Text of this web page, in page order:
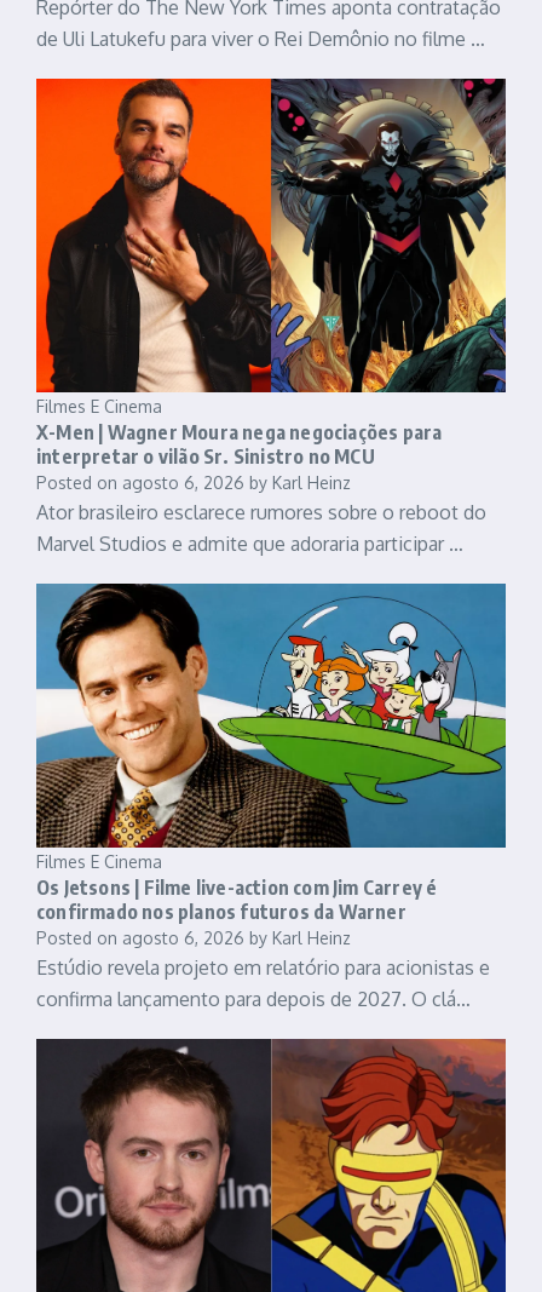
Repórter do The New York Times aponta contratação
de Uli Latukefu para viver o Rei Demônio no filme …
Filmes E Cinema
X-Men | Wagner Moura nega negociações para
interpretar o vilão Sr. Sinistro no MCU
Posted on agosto 6, 2026 by Karl Heinz
Ator brasileiro esclarece rumores sobre o reboot do
Marvel Studios e admite que adoraria participar …
Filmes E Cinema
Os Jetsons | Filme live-action com Jim Carrey é
confirmado nos planos futuros da Warner
Posted on agosto 6, 2026 by Karl Heinz
Estúdio revela projeto em relatório para acionistas e
confirma lançamento para depois de 2027. O clá…